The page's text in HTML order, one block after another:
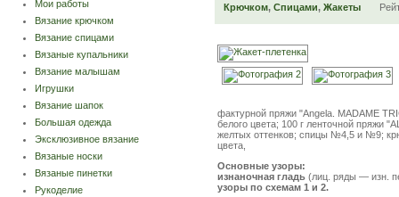
Мои работы
Вязание крючком
Вязание спицами
Вязаные купальники
Вязание малышам
Игрушки
Вязание шапок
Большая одежда
Эксклюзивное вязание
Вязаные носки
Вязаные пинетки
Рукоделие
Крючком, Спицами, Жакеты
фактурной пряжи "Angela. MADAME
белого цвета; 100 г ленточной пряжи
желтых оттенков; спицы №4,5 и №9;
цвета,
Основные узоры:
изнаночная гладь (лиц. ряды — изн.
узоры по схемам 1 и 2.